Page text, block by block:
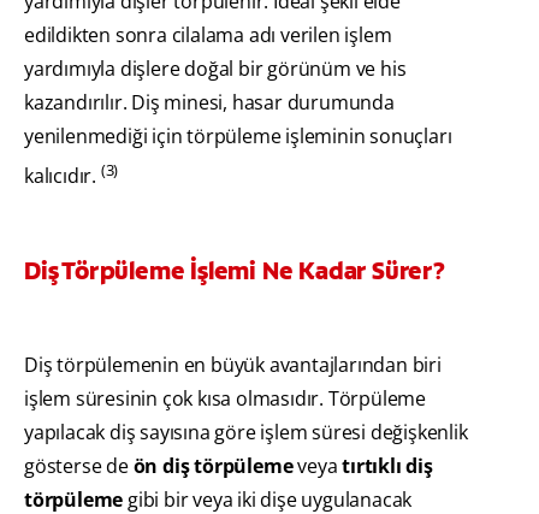
edildikten sonra cilalama adı verilen işlem
yardımıyla dişlere doğal bir görünüm ve his
kazandırılır. Diş minesi, hasar durumunda
yenilenmediği için törpüleme işleminin sonuçları
kalıcıdır. (3)
Diş Törpüleme İşlemi Ne Kadar Sürer?
Diş törpülemenin en büyük avantajlarından biri
işlem süresinin çok kısa olmasıdır. Törpüleme
yapılacak diş sayısına göre işlem süresi değişkenlik
gösterse deön diş törpülemeveyatırtıklı diş
törpüleme gibi bir veya iki dişe uygulanacak